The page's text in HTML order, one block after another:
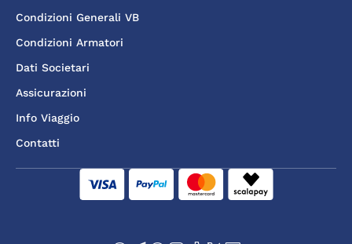
Condizioni Generali VB
Condizioni Armatori
Dati Societari
Assicurazioni
Info Viaggio
Contatti